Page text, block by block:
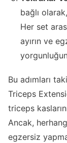
bağlı
Her set
ayırın ve
Bu adımları
Triceps
triceps
Ancak,
egzersiz